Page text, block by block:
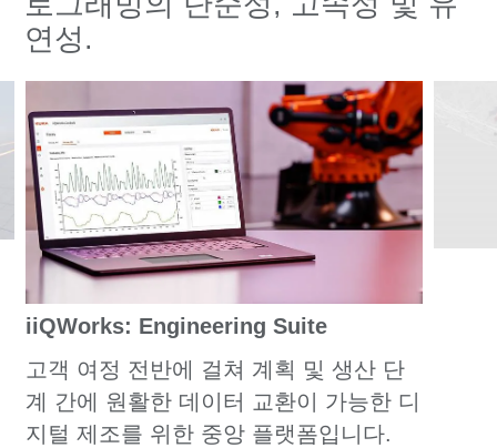
연성.
iiQWorks: Engineering Suite
고객 여정 전반에 걸쳐 계획 및 생산 단
계 간에 원활한 데이터 교환이 가능한 디
지털 제조를 위한 중앙 플랫폼입니다.